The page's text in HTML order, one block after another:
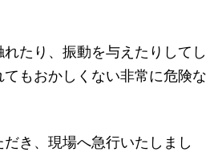
たり、振動を与えたりしてし
てもおかしくない非常に危険な
き、現場へ急行いたしまし